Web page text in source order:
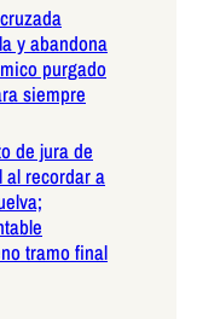
y abandona
purgado
siempre
de jura de
al recordar a
tramo final